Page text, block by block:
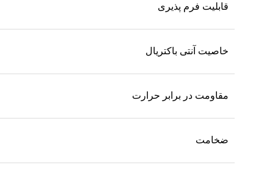
قابلیت فرم پذیری
خاصیت آنتی باکتریال
مقاومت در برابر حرارت
ضخامت